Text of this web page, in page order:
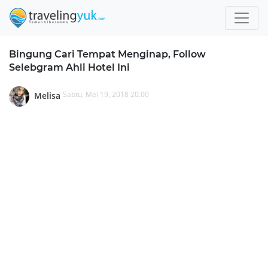
Bingung Cari Tempat Menginap, Follow
Selebgram Ahli Hotel Ini
Melisa Sabtu, Mei 19, 2018 20.00